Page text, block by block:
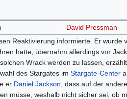
David Pressman
Reaktivierung informierte. Er wurde
hatte, übernahm allerdings vor
Wrack werden zu lassen,
des Stargates im Stargate-Center
er Daniel Jackson , dass auf der
müsse, weshalb nicht sicher sei, ob